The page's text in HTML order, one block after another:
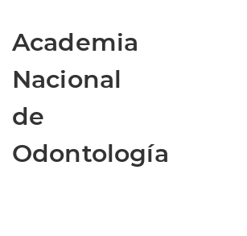
Academia
Nacional
de
Odontología